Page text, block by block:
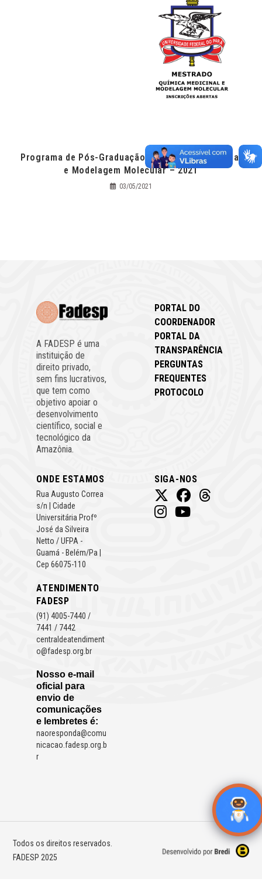
Programa de Pós-Graduação em Química Medicinal
e Modelagem Molecular – 2021
03/05/2021
A FADESP é uma
instituição de
direito privado,
sem fins lucrativos,
que tem como
objetivo apoiar o
desenvolvimento
científico, social e
tecnológico da
Amazônia.
PORTAL DO
COORDENADOR
PORTAL DA
TRANSPARÊNCIA
PERGUNTAS
FREQUENTES
PROTOCOLO
ONDE ESTAMOS
Rua Augusto Correa
s/n | Cidade
Universitária Profº
José da Silveira
Netto / UFPA -
Guamá - Belém/Pa |
Cep 66075-110
ATENDIMENTO
FADESP
(91) 4005-7440 /
7441 / 7442
centraldeatendiment
o@fadesp.org.br
Nosso e-mail
oficial para
envio de
comunicações
e lembretes é:
naoresponda@comu
nicacao.fadesp.org.b
r
SIGA-NOS
Todos os direitos reservados.
FADESP 2025